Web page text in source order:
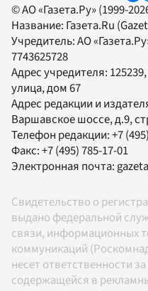
© АО «Газета.Ру» (1999-
Название: Газета.Ru
Учредитель:АО
7743625728
Адрес учредителя:
улица, дом 67
Адрес редакции и
Варшавское шоссе, д.9,
Телефон редакции:+7
Факс:+7 (495) 785-17-01
Электронная почта:
Свидетельство о
выдано федеральной
связи, информационных
коммуникаций
несет ответственности
содержащейся в